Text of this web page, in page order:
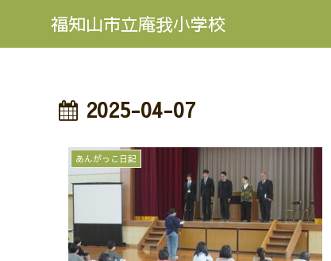
福知山市立庵我小学校
2025-04-07
あんがっこ日記